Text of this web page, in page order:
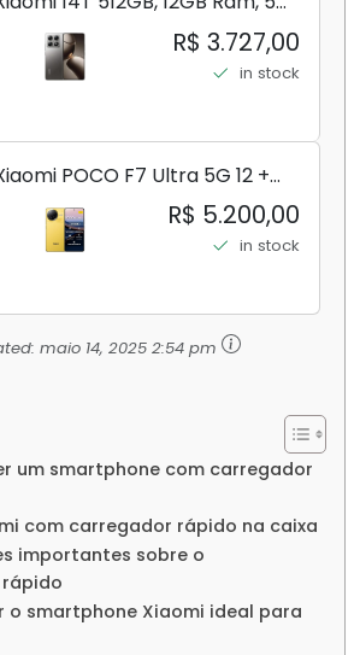
Brasil
R$ 3.727,00
in stock
POCO F7 Ultra 5G 12 +
Processador Snapdragon 8
Chip VisionBoost D7 para
Tela Flow AMOLED 2K...
R$ 5.200,00
in stock
maio 14, 2025 2:54 pm
um smartphone com carregador
com carregador rápido na caixa
importantes sobre o
o smartphone Xiaomi ideal para